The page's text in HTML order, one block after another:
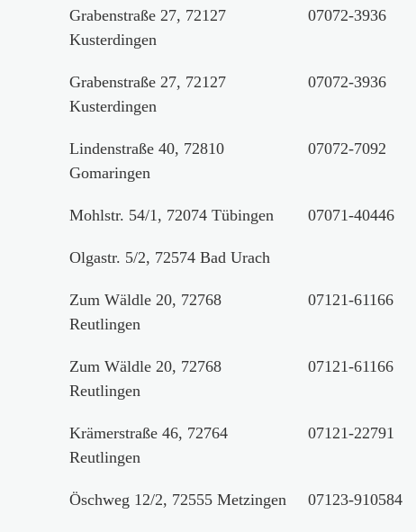
Grabenstraße 27, 72127
Kusterdingen
07072-3936
Grabenstraße 27, 72127
Kusterdingen
07072-3936
Lindenstraße 40, 72810
Gomaringen
07072-7092
Mohlstr. 54/1, 72074 Tübingen 07071-40446
Olgastr. 5/2, 72574 Bad Urach
Zum Wäldle 20, 72768
Reutlingen
07121-61166
Zum Wäldle 20, 72768
Reutlingen
07121-61166
Krämerstraße 46, 72764
Reutlingen
07121-22791
Öschweg 12/2, 72555 Metzingen 07123-910584